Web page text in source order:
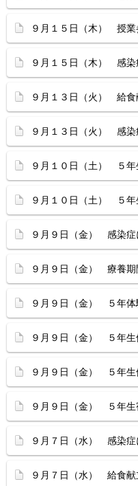
９月１５日（木） 授業
９月１５日（木） 感染
９月１３日（火） 給食
９月１３日（火） 感染
９月１０日（土） ５年
９月１０日（土） ５年
９月９日（金） 感染症
９月９日（金） 療養期
９月９日（金） ５年体
９月９日（金） ５年生
９月９日（金） ５年生
９月９日（金） ５年生
９月７日（水） 感染症
９月７日（水） 給食献